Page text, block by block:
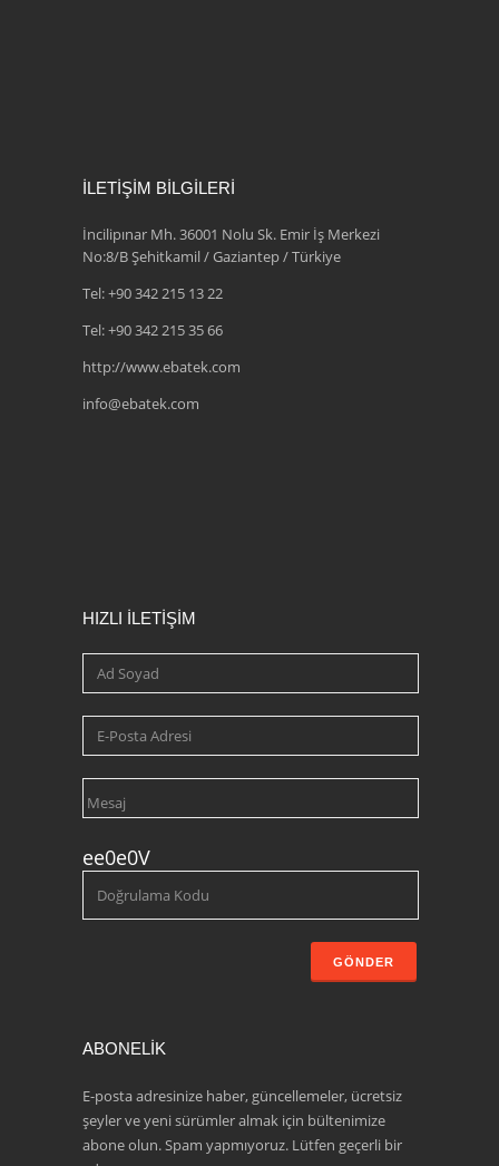
İLETİŞİM BİLGİLERİ
İncilipınar Mh. 36001 Nolu Sk. Emir İş Merkezi
No:8/B Şehitkamil / Gaziantep / Türkiye
Tel:+90 342 215 13 22
Tel:+90 342 215 35 66
http://www.ebatek.com
info@ebatek.com
HIZLI İLETİŞİM
ee0e0V
ABONELİK
E-posta adresinize haber, güncellemeler, ücretsiz
şeyler ve yeni sürümler almak için bültenimize
abone olun. Spam yapmıyoruz. Lütfen geçerli bir